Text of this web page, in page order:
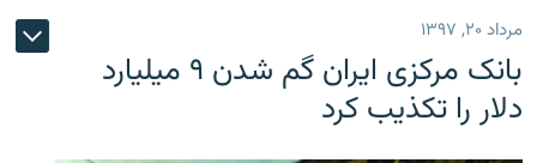
مرداد ۲۰, ۱۳۹۷
بانک مرکزی ایران گم شدن ۹ میلیارد
دلار را تکذیب کرد